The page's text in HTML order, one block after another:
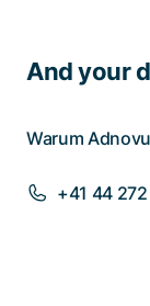
And your
Warum
+41 44 272